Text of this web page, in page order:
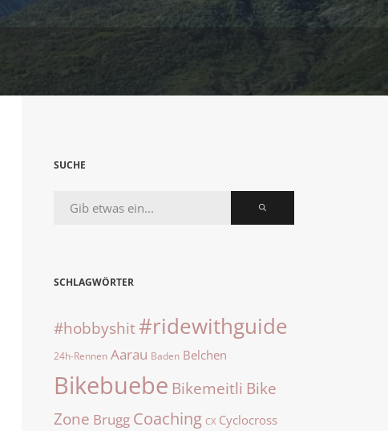
SUCHE
SCHLAGWÖRTER
#hobbyshit#ridewithguide
24h-Rennen Aarau Baden Belchen
Bikebuebe Bikemeitli Bike
Zone Brugg Coaching CX Cyclocross